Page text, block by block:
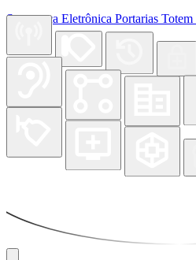
Segurança Eletrônica Portarias Totem